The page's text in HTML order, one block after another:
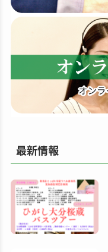
最新情報